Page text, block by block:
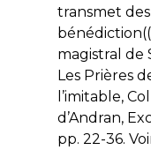
transmet
magistral de
Les Prières
l’imitable,
d’Andran,
pp. 22-36.